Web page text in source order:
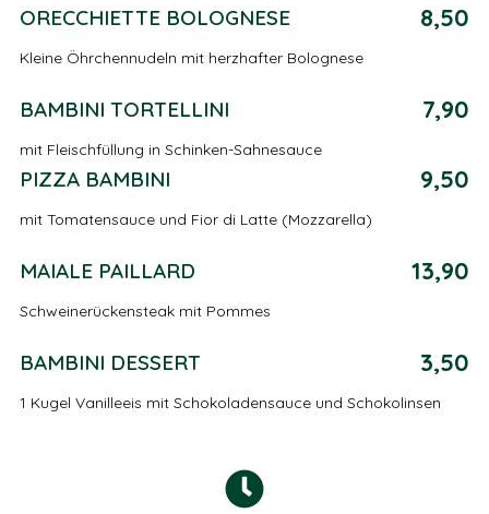
ORECCHIETTE BOLOGNESE 8,50
Kleine Öhrchennudeln mit herzhafter Bolognese
BAMBINI TORTELLINI 7,90
mit Fleischfüllung in Schinken-Sahnesauce
PIZZA BAMBINI 9,50
mit Tomatensauce und Fior di Latte (Mozzarella)
MAIALE PAILLARD 13,90
Schweinerückensteak mit Pommes
BAMBINI DESSERT 3,50
1 Kugel Vanilleeis mit Schokoladensauce und Schokolinsen